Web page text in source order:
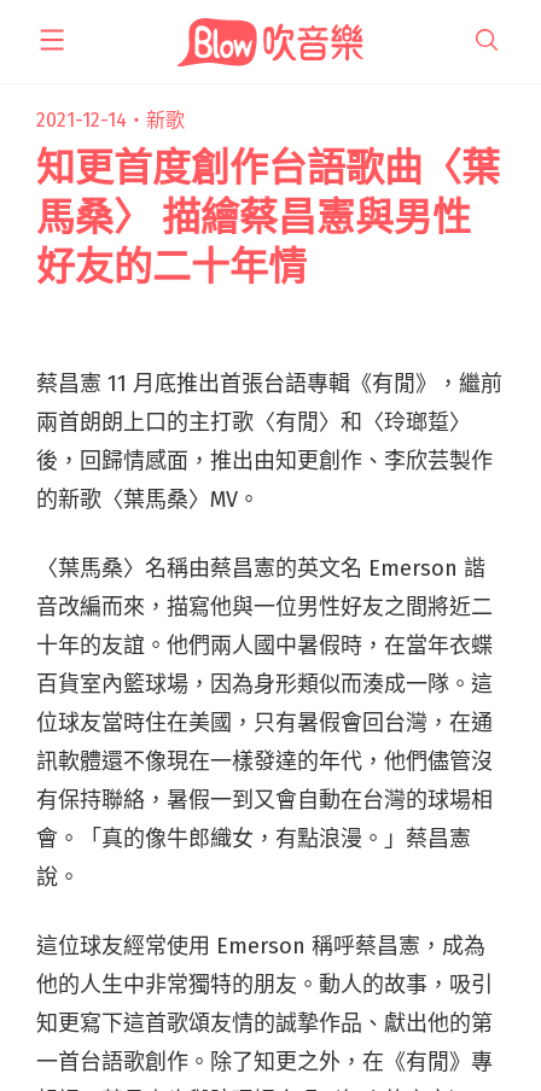
2021-12-14・ 新歌
知更首度創作台語歌曲〈葉
馬桑〉 描繪蔡昌憲與男性
好友的二十年情
蔡昌憲 11 月底推出首張台語專輯《有閒》，繼前
兩首朗朗上口的主打歌〈有閒〉和〈玲瑯踅〉
後，回歸情感面，推出由知更創作、李欣芸製作
的新歌〈葉馬桑〉MV。
〈葉馬桑〉名稱由蔡昌憲的英文名 Emerson 諧
音改編而來，描寫他與一位男性好友之間將近二
十年的友誼。他們兩人國中暑假時，在當年衣蝶
百貨室內籃球場，因為身形類似而湊成一隊。這
位球友當時住在美國，只有暑假會回台灣，在通
訊軟體還不像現在一樣發達的年代，他們儘管沒
有保持聯絡，暑假一到又會自動在台灣的球場相
會。「真的像牛郎織女，有點浪漫。」蔡昌憲
說。
這位球友經常使用 Emerson 稱呼蔡昌憲，成為
他的人生中非常獨特的朋友。動人的故事，吸引
知更寫下這首歌頌友情的誠摯作品、獻出他的第
一首台語歌創作。除了知更之外，在《有閒》專